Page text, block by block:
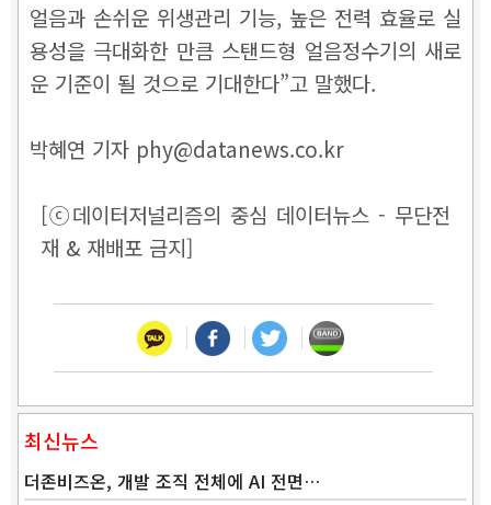
얼음과 손쉬운 위생관리 기능, 높은 전력 효율로 실
용성을 극대화한 만큼 스탠드형 얼음정수기의 새로
운 기준이 될 것으로 기대한다”고 말했다.
박혜연 기자 phy@datanews.co.kr
[ⓒ데이터저널리즘의 중심 데이터뉴스 - 무단전
재 & 재배포 금지]
최신뉴스
더존비즈온, 개발 조직 전체에 AI 전면…